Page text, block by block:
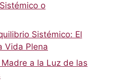
o
Sistémico: El
Vida Plena
a la Luz de las